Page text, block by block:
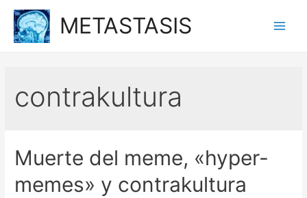
contenido
METASTASIS
contrakultura
Muerte del meme, «hyper-
memes» y contrakultura